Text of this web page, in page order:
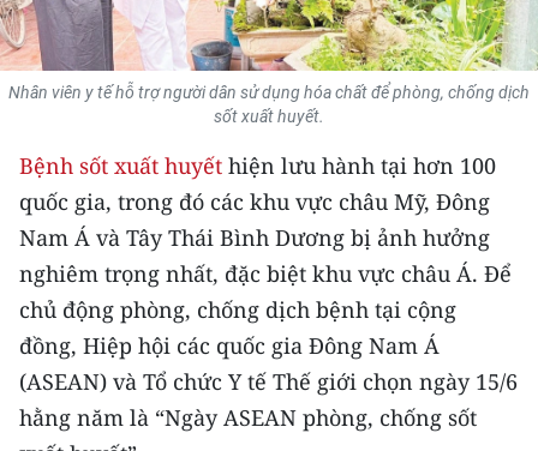
THỂ THAO
GIÁO DỤC
KHOA HỌC - CÔNG NGHỆ
MÔI TRƯỜNG
BẠN ĐỌC
KIỂM CHỨNG THÔNG TIN
TRI THỨC CHUYÊN SÂU
Nhân viên y tế hỗ trợ người dân sử dụng hóa chất để phòng, chống dịch
sốt xuất huyết.
Bệnh sốt xuất huyết hiện lưu hành tại hơn 100
quốc gia, trong đó các khu vực châu Mỹ, Đông
Nam Á và Tây Thái Bình Dương bị ảnh hưởng
nghiêm trọng nhất, đặc biệt khu vực châu Á. Để
chủ động phòng, chống dịch bệnh tại cộng
đồng, Hiệp hội các quốc gia Đông Nam Á
(ASEAN) và Tổ chức Y tế Thế giới chọn ngày 15/6
hằng năm là “Ngày ASEAN phòng, chống sốt